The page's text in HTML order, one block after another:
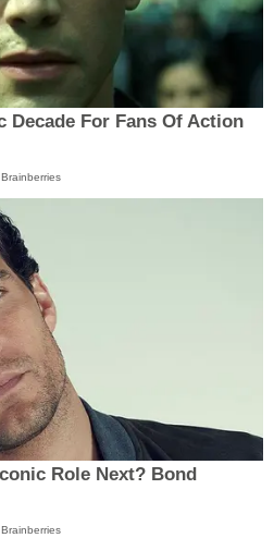
Decade For Fans Of Action
Brainberries
Role Next? Bond
Brainberries